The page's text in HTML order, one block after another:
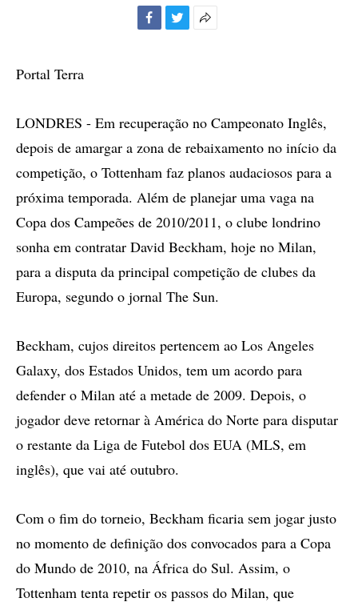
Portal Terra
LONDRES - Em recuperação no Campeonato Inglês,
depois de amargar a zona de rebaixamento no início da
competição, o Tottenham faz planos audaciosos para a
próxima temporada. Além de planejar uma vaga na
Copa dos Campeões de 2010/2011, o clube londrino
sonha em contratar David Beckham, hoje no Milan,
para a disputa da principal competição de clubes da
Europa, segundo o jornal The Sun.
Beckham, cujos direitos pertencem ao Los Angeles
Galaxy, dos Estados Unidos, tem um acordo para
defender o Milan até a metade de 2009. Depois, o
jogador deve retornar à América do Norte para disputar
o restante da Liga de Futebol dos EUA (MLS, em
inglês), que vai até outubro.
Com o fim do torneio, Beckham ficaria sem jogar justo
no momento de definição dos convocados para a Copa
do Mundo de 2010, na África do Sul. Assim, o
Tottenham tenta repetir os passos do Milan, que